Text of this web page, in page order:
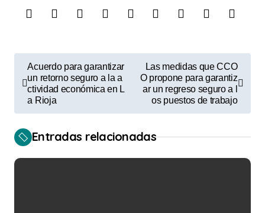
a
g
a
Acuerdo para garantizar
un retorno seguro a la a
ctividad económica en L
a Rioja
Las medidas que CCO
O propone para garantiz
ar un regreso seguro a l
os puestos de trabajo
Entradas relacionadas